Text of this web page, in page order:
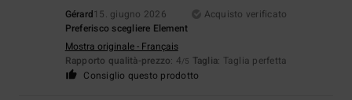
Gérard15. giugno 2026
Acquisto verificato
Preferisco scegliere Element
Mostra originale - Français
Rapporto qualità-prezzo: 4/5 Taglia: Taglia perfetta
Consiglio questo prodotto